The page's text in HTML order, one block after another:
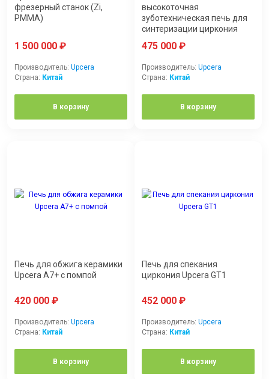
Бренды
3DLAM
Показать все бренды
фрезерный станок (Zi,
PMMA)
1 500 000 ₽
Производитель: Upcera
Страна: Китай
В корзину
высокоточная
зуботехническая печь для
синтеризации циркония
475 000 ₽
Производитель: Upcera
Страна: Китай
В корзину
Печь для обжига керамики
Upcera A7+ с помпой
420 000 ₽
Производитель: Upcera
Страна: Китай
В корзину
Печь для спекания
циркония Upcera GT1
452 000 ₽
Производитель: Upcera
Страна: Китай
В корзину